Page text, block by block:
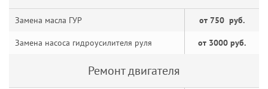
Замена масла ГУР от 750 руб.
Замена насоса гидроусилителя руля от 3000 руб.
Ремонт двигателя